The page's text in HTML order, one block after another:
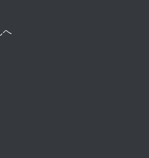
へ